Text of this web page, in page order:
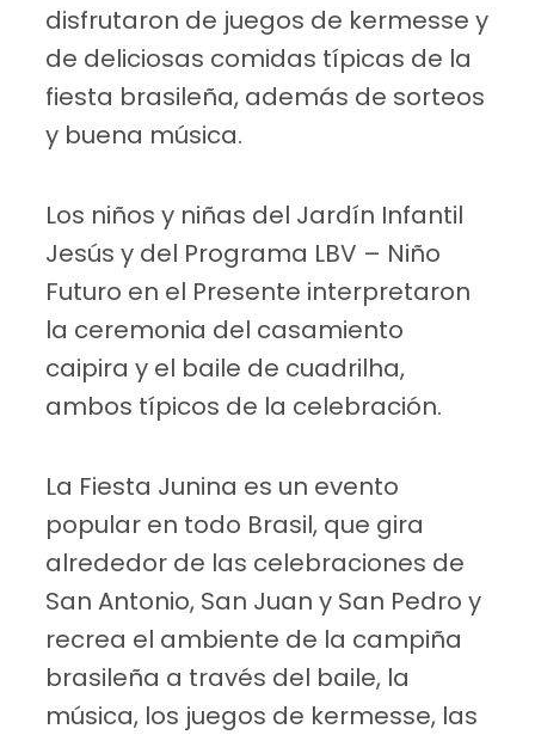
disfrutaron de juegos de kermesse y
de deliciosas comidas típicas de la
fiesta brasileña, además de sorteos
y buena música.
Los niños y niñas del Jardín Infantil
Jesús y del Programa LBV – Niño
Futuro en el Presente interpretaron
la ceremonia del casamiento
caipira y el baile de cuadrilha,
ambos típicos de la celebración.
La Fiesta Junina es un evento
popular en todo Brasil, que gira
alrededor de las celebraciones de
San Antonio, San Juan y San Pedro y
recrea el ambiente de la campiña
brasileña a través del baile, la
música, los juegos de kermesse, las